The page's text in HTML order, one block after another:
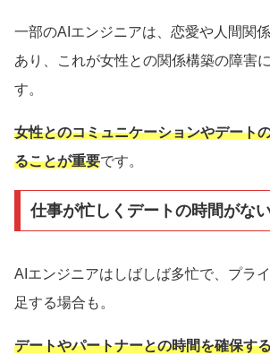
一部のAIエンジニアは、恋愛や人間関
あり、これが女性との関係構築の障害
す。
女性とのコミュニケーションやデート
ることが重要です。
仕事が忙しくデートの時間がな
AIエンジニアはしばしば多忙で、プラ
足する場合も。
デートやパートナーとの時間を確保す